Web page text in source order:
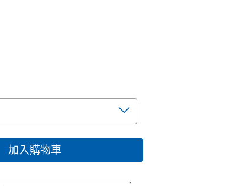
加入購物車